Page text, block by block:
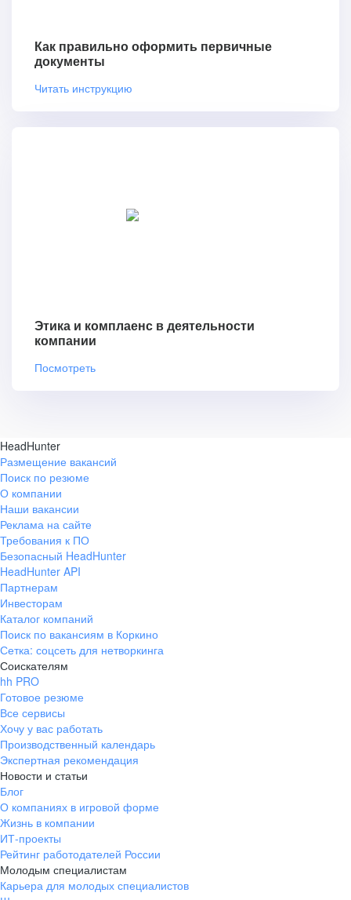
Как правильно оформить первичные
документы
Читать инструкцию
Этика и комплаенс в деятельности
компании
Посмотреть
HeadHunter
Размещение вакансий
Поиск по резюме
О компании
Наши вакансии
Реклама на сайте
Требования к ПО
Безопасный HeadHunter
HeadHunter API
Партнерам
Инвесторам
Каталог компаний
Поиск по вакансиям в Коркино
Сетка: соцсеть для нетворкинга
Соискателям
hh PRO
Готовое резюме
Все сервисы
Хочу у вас работать
Производственный календарь
Экспертная рекомендация
Новости и статьи
Блог
О компаниях в игровой форме
Жизнь в компании
ИТ-проекты
Рейтинг работодателей России
Молодым специалистам
Карьера для молодых специалистов